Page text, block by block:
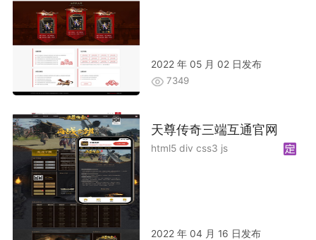
2022 年 05 月 02 日发布
7349
天尊传奇三端互通官网
html5 div css3 js
2022 年 04 月 16 日发布